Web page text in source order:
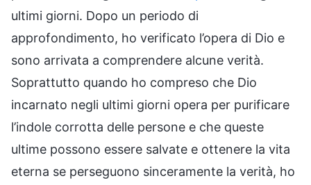
ultimi giorni. Dopo un periodo di
approfondimento, ho verificato l’opera di Dio e
sono arrivata a comprendere alcune verità.
Soprattutto quando ho compreso che Dio
incarnato negli ultimi giorni opera per purificare
l’indole corrotta delle persone e che queste
ultime possono essere salvate e ottenere la vita
eterna se perseguono sinceramente la verità, ho